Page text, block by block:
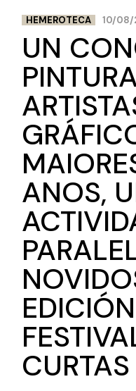
HEMEROTECA 10/08/
UN
ANOS,